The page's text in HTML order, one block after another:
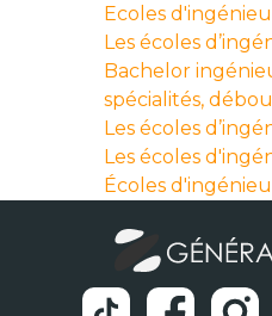
Ecoles
Les écoles
Bachelor
spécialités,
Les écoles
Les écoles
Écoles